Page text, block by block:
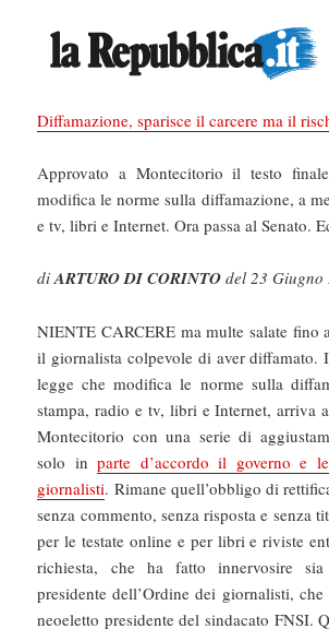
Diffamazione, sparisce il carcere ma il
Approvato a Montecitorio il testo
modifica le norme sulla diffamazione, a
e tv, libri e Internet. Ora passa al Senato.
diARTURO DI CORINTO del 23 Giugno
NIENTE CARCERE ma multe salate fino
il giornalista colpevole di aver diffamato.
legge che modifica le norme sulla
stampa, radio e tv, libri e Internet, arriva
Montecitorio con una serie di
solo inparte d’accordo il governo e
giornalisti. Rimane quell’obbligo di
senza commento, senza risposta e senza
per le testate online e per libri e riviste
richiesta, che ha fatto innervosire
presidente dell’Ordine dei giornalisti, che
neoeletto presidente del sindacato FNSI.